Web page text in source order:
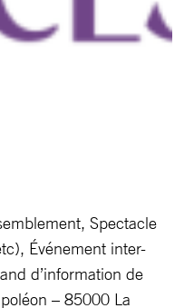
Spectacle
Événement inter-
d’information de
– 85000 La